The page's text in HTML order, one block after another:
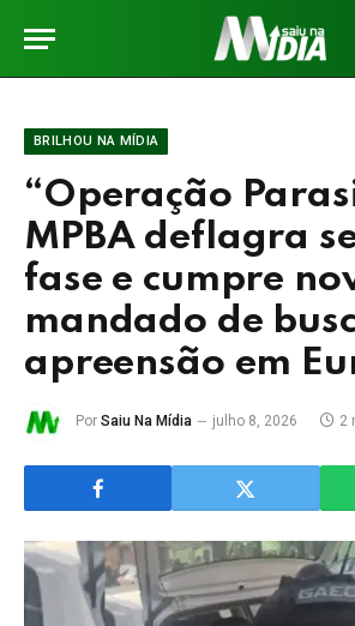
BRILHOU NA MÍDIA
“Operação
MPBA deflagra
fase e cumpre
mandado de
apreensão em
Por Saiu Na Mídia julho 8, 2026 2